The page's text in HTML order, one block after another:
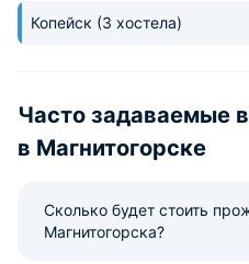
Копейск (3 хостела)
Часто задаваемые
в Магнитогорске
Сколько будет стоить
Магнитогорска?